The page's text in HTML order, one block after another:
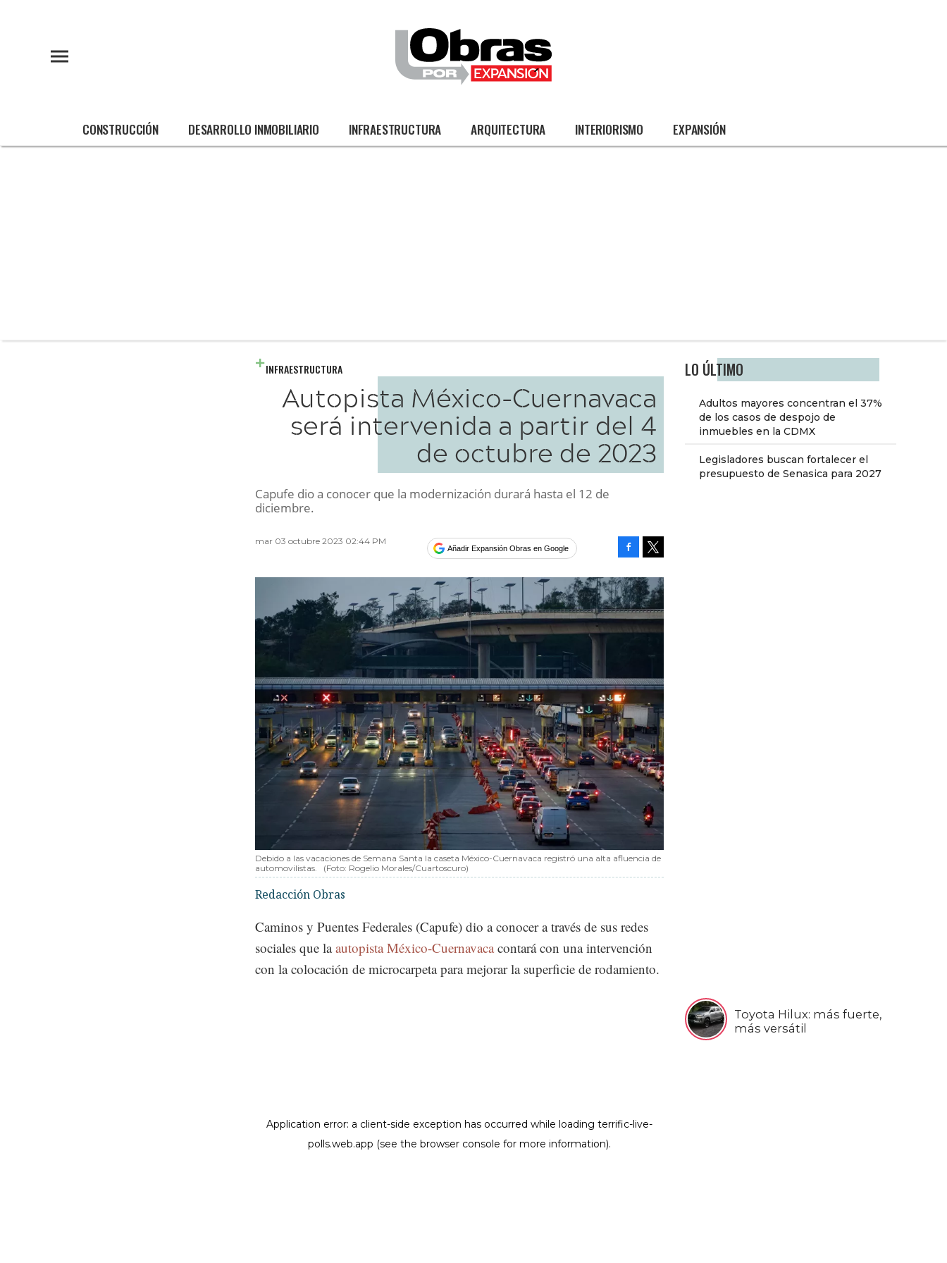
CONSTRUCCIÓN DESARROLLO INMOBILIARIO INFRAESTRUCTURA ARQUITECTURA INTERIORISMO EXPANSIÓN
LO ÚLTIMO
Adultos mayores concentran el 37%
de los casos de despojo de
inmuebles en la CDMX
Legisladores buscan fortalecer el
presupuesto de Senasica para 2027
Toyota Hilux: más fuerte,
más versátil
INFRAESTRUCTURA
Autopista México-Cuernavaca
será intervenida a partir del 4
de octubre de 2023
Capufe dio a conocer que la modernización durará hasta el 12 de
diciembre.
mar 03 octubre 2023 02:44 PM
Añadir Expansión Obras en Google
Debido a las vacaciones de Semana Santa la caseta México-Cuernavaca registró una alta afluencia de
automovilistas.
(Foto: Rogelio Morales/Cuartoscuro)
Redacción Obras
Caminos y Puentes Federales (Capufe) dio a conocer a través de sus redes
sociales que laautopista México-Cuernavaca contará con una intervención
con la colocación de microcarpeta para mejorar la superficie de rodamiento.